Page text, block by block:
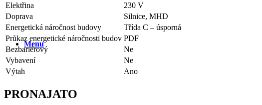
Menu
Elektřina
230 V
Doprava
Silnice, MHD
Energetická náročnost budovy
Třída C – úsporná
Průkaz energetické náročnosti budov PDF
Bezbariérový
Ne
Vybavení
Ne
Výtah
Ano
PRONAJATO